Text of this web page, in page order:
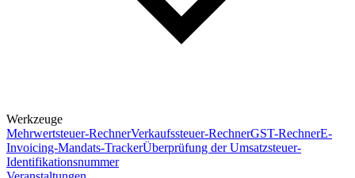
Werkzeuge
Mehrwertsteuer-RechnerVerkaufssteuer-RechnerGST-RechnerE-
Invoicing-Mandats-TrackerÜberprüfung der Umsatzsteuer-
Identifikationsnummer